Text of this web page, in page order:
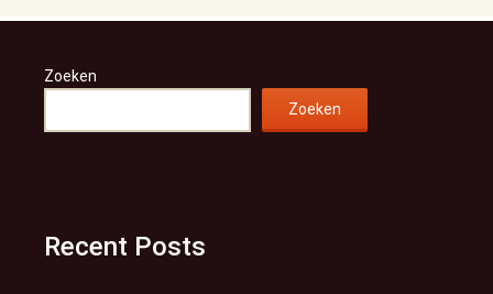
Zoeken
Zoeken
Recent Posts